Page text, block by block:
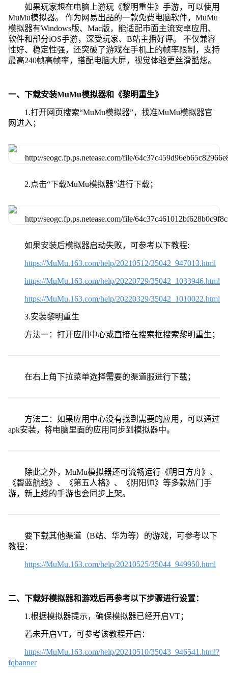
如果玩家想在电脑上游玩《黎明重生》手游，可以使用
MuMu模拟器。 作为网易出品的一款免费电脑软件，MuMu
模拟器有Windows版、Mac版，能适配市面主流安卓应用、
软件和部分iOS手游，深受玩家、B站主播好评。 不仅兼容
性好、稳定性强，还突破了游戏在手机上的帧率限制，支持
最高240帧高帧率，搭配电脑大屏，视觉体验更丝滑酷炫。
一、下载安装MuMu模拟器和《黎明重生》
1.打开网页搜索“MuMu模拟器”，找准MuMu模拟器官
网进入；
2.点击“下载MuMu模拟器”进行下载；
如果安装后模拟器启动失败，可参考以下教程:
https://MuMu.163.com/help/20210512/35042_947013.html
https://MuMu.163.com/help/20220729/35042_1033946.html
https://MuMu.163.com/help/20220329/35042_1010022.html
3.安装黎明重生
方法一：打开应用中心或直接在搜索框搜索黎明重生；
在右上角下拉菜单选择需要的渠道服进行下载；
方法二：如果应用中心没有找到需要的应用，可以通过
apk安装，将电脑里面的应用同步到模拟器中。
除此之外，MuMu模拟器还可流畅运行《明日方舟》、
《碧蓝航线》、《第五人格》、《阴阳师》等多款热门手
游，新上线的手游也会同步上架。
要下载其他渠道（B站、华为等）的游戏，可参考以下
教程：
https://MuMu.163.com/help/20210525/35044_949950.html
二、下载好模拟器和游戏后再参考以下步骤进行设置：
1.根据模拟器提示，确保模拟器已经开启VT；
若未开启VT，可参考该教程开启：
https://MuMu.163.com/help/20210510/35043_946541.html?
fqbanner